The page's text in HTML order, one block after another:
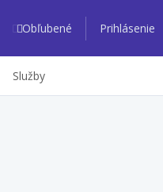
Obľubené Prihlásenie
Služby